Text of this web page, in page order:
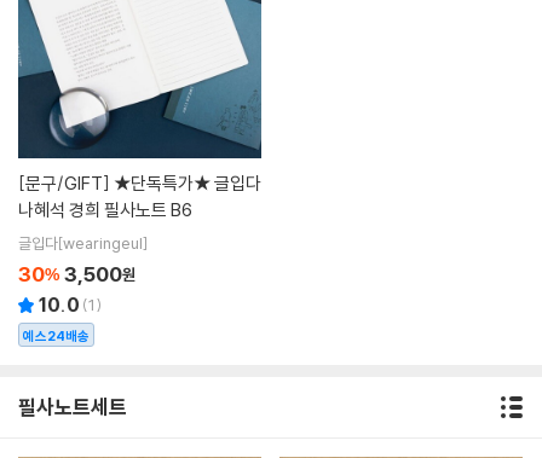
[문구/GIFT]
나혜석 경희 필사노트 B6
글입다[wearingeul]
30% 3,500원
10.0 (1)
예스24배송
필사노트세트